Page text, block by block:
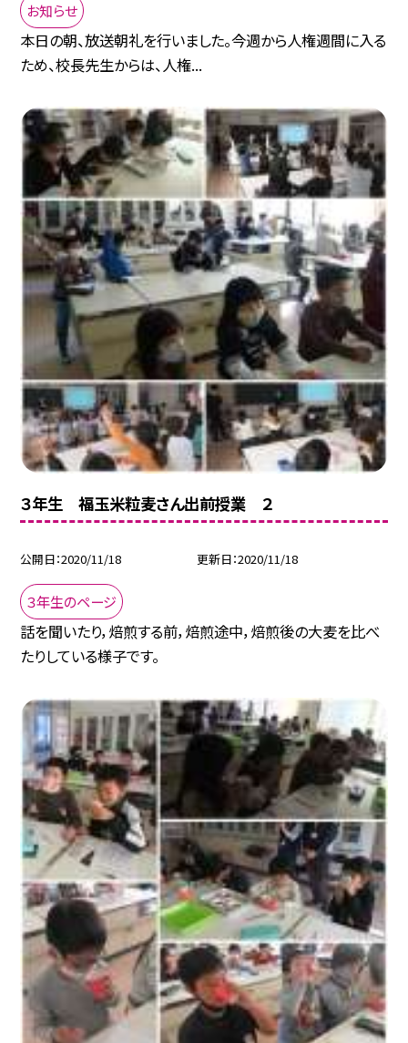
お知らせ
本日の朝、放送朝礼を行いました。今週から人権週間に入る
ため、校長先生からは、人権...
３年生 福玉米粒麦さん出前授業 ２
公開日 2020/11/18 更新日 2020/11/18
３年生のページ
話を聞いたり，焙煎する前，焙煎途中，焙煎後の大麦を比べ
たりしている様子です。